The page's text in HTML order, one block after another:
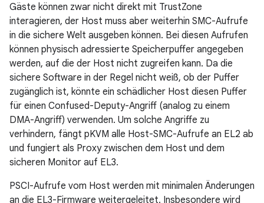
Gäste können zwar nicht direkt mit TrustZone
interagieren, der Host muss aber weiterhin SMC-Aufrufe
in die sichere Welt ausgeben können. Bei diesen Aufrufen
können physisch adressierte Speicherpuffer angegeben
werden, auf die der Host nicht zugreifen kann. Da die
sichere Software in der Regel nicht weiß, ob der Puffer
zugänglich ist, könnte ein schädlicher Host diesen Puffer
für einen Confused-Deputy-Angriff (analog zu einem
DMA-Angriff) verwenden. Um solche Angriffe zu
verhindern, fängt pKVM alle Host-SMC-Aufrufe an EL2 ab
und fungiert als Proxy zwischen dem Host und dem
sicheren Monitor auf EL3.
PSCI-Aufrufe vom Host werden mit minimalen Änderungen
an die EL3-Firmware weitergeleitet. Insbesondere wird